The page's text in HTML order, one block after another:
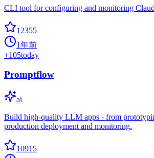
CLI tool for configuring and monitoring
12355
1年前
+105today
Promptflow
ai
Build high-quality LLM apps - from
production deployment and monitoring.
10915